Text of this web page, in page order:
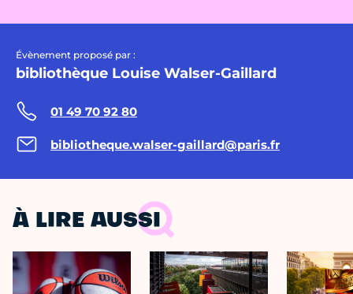
Évènement proposé par :
bibliothèque Louise Walser-Gaillard
01 49 70 92 80
bibliotheque.walser-gaillard@paris.fr
À LIRE AUSSI